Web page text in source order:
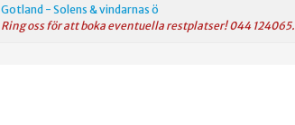
Gotland - Solens & vindarnas ö
Ring oss för att boka eventuella restplatser! 044 124065.